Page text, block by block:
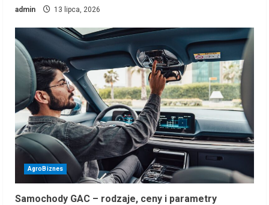
admin 13 lipca, 2026
AgroBiznes
Samochody GAC – rodzaje, ceny i parametry